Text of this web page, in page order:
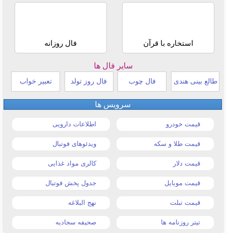
استخاره با قرآن فال روزانه
سایر فال ها
طالع بینی هندی فال چوب فال روز تولد تعبیر خواب
سرویس ها
قیمت خودرو اطلاعات دارویی
قیمت طلا و سکه ویدئوهای فوتبال
قیمت دلار کالری مواد غذایی
قیمت موبایل جدول پخش فوتبال
قیمت تبلت نهج البلاغه
تیتر روزنامه ها صحیفه سجادیه